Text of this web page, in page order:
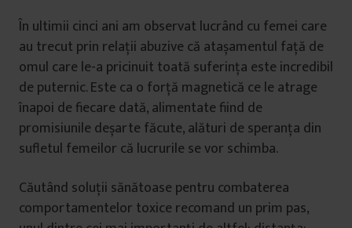
În ultimii cinci ani am observat lucrând cu femei care
au trecut prin relații abuzive că atașamentul față de
omul care le-a pricinuit toată suferința este incredibil
de puternic. Este ca o forță magnetică ce le atrage
înapoi de fiecare dată, alimentate fiind de
promisiunile deșarte făcute, alături de speranța din
sufletul femeilor că lucrurile se vor schimba.
Căutând soluții sănătoase pentru combaterea
comportamentelor toxice recomand un prim pas,